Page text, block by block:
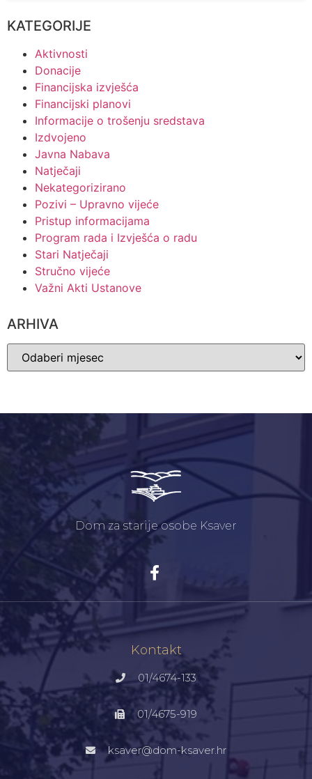
KATEGORIJE
Aktivnosti
Donacije
Financijska izvješća
Financijski planovi
Informacije o trošenju sredstava
Izdvojeno
Javna Nabava
Natječaji
Nekategorizirano
Pozivi – Upravno vijeće
Pristup informacijama
Program rada i Izvješća o radu
Stari Natječaji
Stručno vijeće
Važni Akti Ustanove
ARHIVA
Dom za starije osobe Ksaver
Kontakt
01/4674-133
01/4675-919
ksaver@dom-ksaver.hr